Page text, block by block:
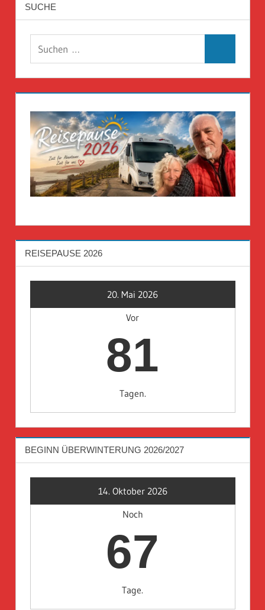
SUCHE
REISEPAUSE 2026
20. Mai 2026
Vor
81
Tagen.
BEGINN ÜBERWINTERUNG 2026/2027
14. Oktober 2026
Noch
67
Tage.